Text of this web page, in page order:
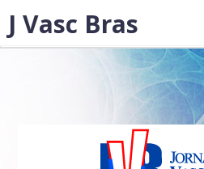
J Vasc Bras